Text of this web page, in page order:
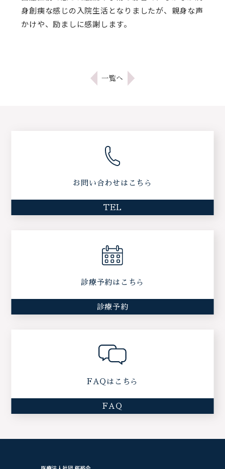
身創痍な感じの入院生活となりましたが、親身な声
かけや、励ましに感謝します。
一覧へ
お問い合わせはこちら
TEL
診療予約はこちら
診療予約
FAQはこちら
FAQ